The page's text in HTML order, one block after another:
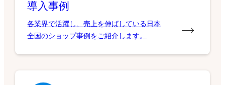
導入事例
各業界で活躍し、売上を伸ばしている日本
全国のショップ事例をご紹介します。